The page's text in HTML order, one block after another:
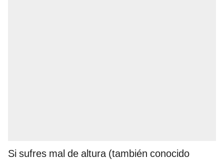
Si sufres mal de altura (también conocido